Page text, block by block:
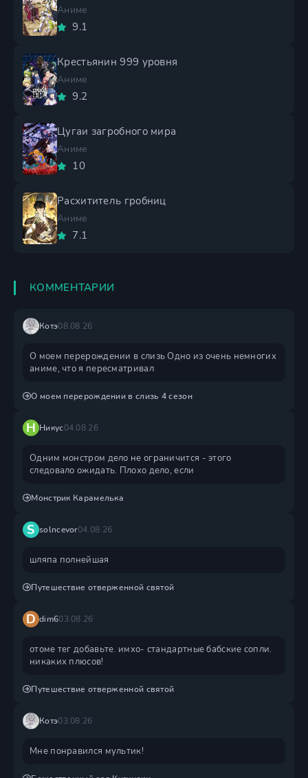
Аниме
9.1
Крестьянин 999 уровня
Аниме
9.2
Цугаи загробного мира
Аниме
10
Расхититель гробниц
Аниме
7.1
КОММЕНТАРИИ
Котэ08.08.26
О моем перерождении в слизь Одно из очень немногих
аниме, что я пересматривал
О моем перерождении в слизь 4 сезон
Н Никус04.08.26
Одним монстром дело не ограничится - этого
следовало ожидать. Плохо дело, если
Монстрик Карамелька
S solncevor04.08.26
шляпа полнейшая
Путешествие отверженной святой
D dim603.08.26
отоме тег добавьте. имхо- стандартные бабские сопли.
никаких плюсов!
Путешествие отверженной святой
Котэ03.08.26
Мне понравился мультик!